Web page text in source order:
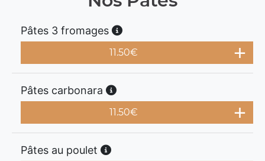
Pâtes 3 fromages
11.50€
Pâtes carbonara
11.50€
Pâtes au poulet